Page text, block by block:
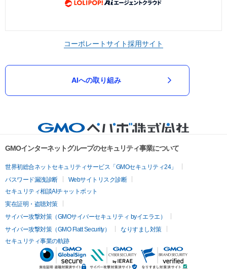
コーポレートサイト採用サイト
AIへの取り組み
GMOインターネットグループのセキュリティ事業について
世界初総合ネットセキュリティサービス「GMOセキュリティ24」
パスワード漏洩診断
Webサイトリスク診断
セキュリティ相談AIチャットボット
実在証明・盗聴対策
サイバー攻撃対策（GMOサイバーセキュリティ byイエラエ）
サイバー攻撃対策（GMO Flatt Security）
なりすまし対策
セキュリティ事業の軌跡